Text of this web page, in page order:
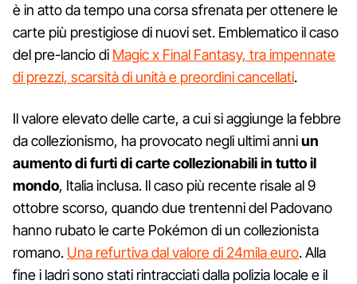
è in atto da tempo una corsa sfrenata per ottenere le
carte più prestigiose di nuovi set. Emblematico il caso
del pre-lancio di Magic x Final Fantasy, tra impennate
di prezzi, scarsità di unità e preordini cancellati.
Il valore elevato delle carte, a cui si aggiunge la febbre
da collezionismo, ha provocato negli ultimi anniun
aumento di furti di carte collezionabili in tutto il
mondo, Italia inclusa. Il caso più recente risale al 9
ottobre scorso, quando due trentenni del Padovano
hanno rubato le carte Pokémon di un collezionista
romano. Una refurtiva dal valore di 24mila euro. Alla
fine i ladri sono stati rintracciati dalla polizia locale e il